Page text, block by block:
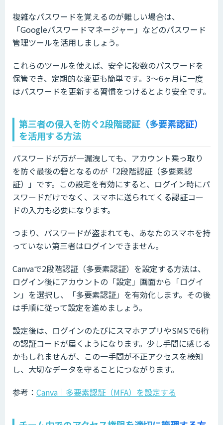
複雑なパスワードを覚えるのが難しい場合は、
「Googleパスワードマネージャー」などのパスワード
管理ツールを活用しましょう。
これらのツールを使えば、安全に複数のパスワードを
保管でき、定期的な変更も簡単です。3〜6ヶ月に一度
はパスワードを更新する習慣をつけるとより安全です。
第三者の侵入を防ぐ2段階認証（多要素認証）
を活用する方法
パスワードが万が一漏洩しても、アカウント乗っ取り
を防ぐ最後の砦となるのが「2段階認証（多要素認
証）」です。この設定を有効にすると、ログイン時にパ
スワードだけでなく、スマホに送られてくる認証コー
ドの入力も必要になります。
つまり、パスワードが盗まれても、あなたのスマホを持
っていない第三者はログインできません。
Canvaで2段階認証（多要素認証）を設定する方法は、
ログイン後にアカウントの「設定」画面から「ログイ
ン」を選択し、「多要素認証」を有効化します。その後
は手順に従って設定を進めましょう。
設定後は、ログインのたびにスマホアプリやSMSで6桁
の認証コードが届くようになります。少し手間に感じる
かもしれませんが、この一手間が不正アクセスを検知
し、大切なデータを守ることにつながります。
参考： Canva｜多要素認証（MFA）を設定する